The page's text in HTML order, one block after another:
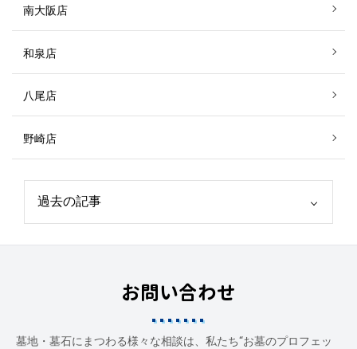
南大阪店
和泉店
八尾店
野崎店
お問い合わせ
墓地・墓石にまつわる様々な相談は、私たち“お墓のプロフェッ